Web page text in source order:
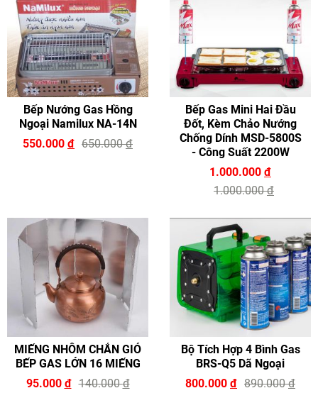
Bếp Nướng Gas Hồng
Ngoại Namilux NA-14N
550.000 đ 650.000đ
Bếp Gas Mini Hai Đầu
Đốt, Kèm Chảo Nướng
Chống Dính MSD-5800S
- Công Suất 2200W
1.000.000 đ
1.000.000đ
MIẾNG NHÔM CHẮN GIÓ
BẾP GAS LỚN 16 MIẾNG
95.000 đ 140.000đ
Bộ Tích Hợp 4 Bình Gas
BRS-Q5 Dã Ngoại
800.000 đ 890.000đ